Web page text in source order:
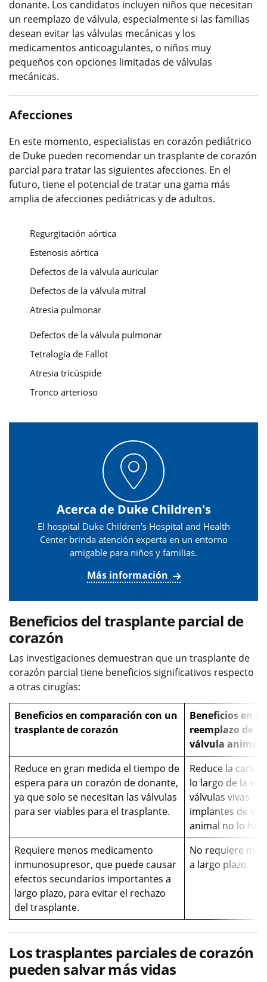
donante. Los candidatos incluyen niños que necesitan
un reemplazo de válvula, especialmente si las familias
desean evitar las válvulas mecánicas y los
medicamentos anticoagulantes, o niños muy
pequeños con opciones limitadas de válvulas
mecánicas.
Afecciones
En este momento, especialistas en corazón pediátrico
de Duke pueden recomendar un trasplante de corazón
parcial para tratar las siguientes afecciones. En el
futuro, tiene el potencial de tratar una gama más
amplia de afecciones pediátricas y de adultos.
Regurgitación aórtica
Estenosis aórtica
Defectos de la válvula auricular
Defectos de la válvula mitral
Atresia pulmonar
Defectos de la válvula pulmonar
Tetralogía de Fallot
Atresia tricúspide
Tronco arterioso
Acerca de Duke Children's
El hospital Duke Children's Hospital and Health
Center brinda atención experta en un entorno
amigable para niños y familias.
Más información
Beneficios del trasplante parcial de
corazón
Las investigaciones demuestran que un trasplante de
corazón parcial tiene beneficios significativos respecto
a otras cirugías:
Beneficios en comparación con un
trasplante de corazón
Beneficios en
reemplazo de
válvula animal
Reduce en gran medida el tiempo de
espera para un corazón de donante,
ya que solo se necesitan las válvulas
para ser viables para el trasplante.
Reduce la
lo largo de la
válvulas vivas
implantes de
animal no lo
Requiere menos medicamento
inmunosupresor, que puede causar
efectos secundarios importantes a
largo plazo, para evitar el rechazo
del trasplante.
No requiere
a largo plazo.
Los trasplantes parciales de corazón
pueden salvar más vidas